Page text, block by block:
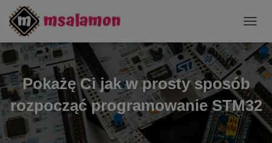
Pokażę Ci jak w prosty sposób
rozpocząć programowanie STM32